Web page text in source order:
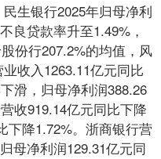
生银行2025年归母净利
良贷款率升至1.49%，
份行207.2%的均值，风
收入1263.11亿元同比
滑，归母净利润388.26
收919.14亿元同比下降
下降1.72%。浙商银行营
母净利润129.31亿元同